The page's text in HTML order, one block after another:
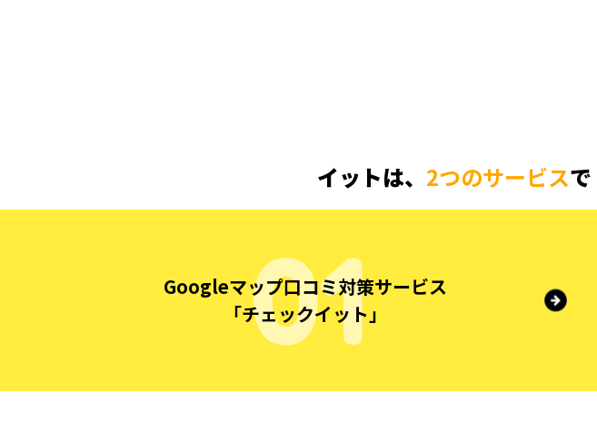
イットは、 2つのサービスで
Googleマップ口コミ対策サービス
「チェックイット」